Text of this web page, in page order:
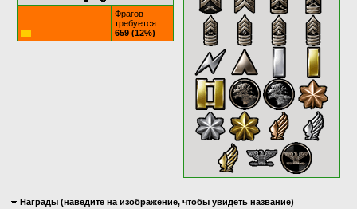
Фрагов
требуется:
659 (12%)
Награды (наведите на изображение, чтобы увидеть название)